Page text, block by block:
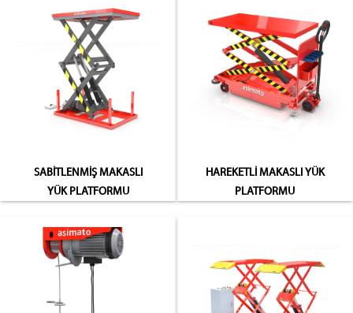
SABİTLENMİŞ MAKASLI
YÜK PLATFORMU
HAREKETLİ MAKASLI YÜK
PLATFORMU